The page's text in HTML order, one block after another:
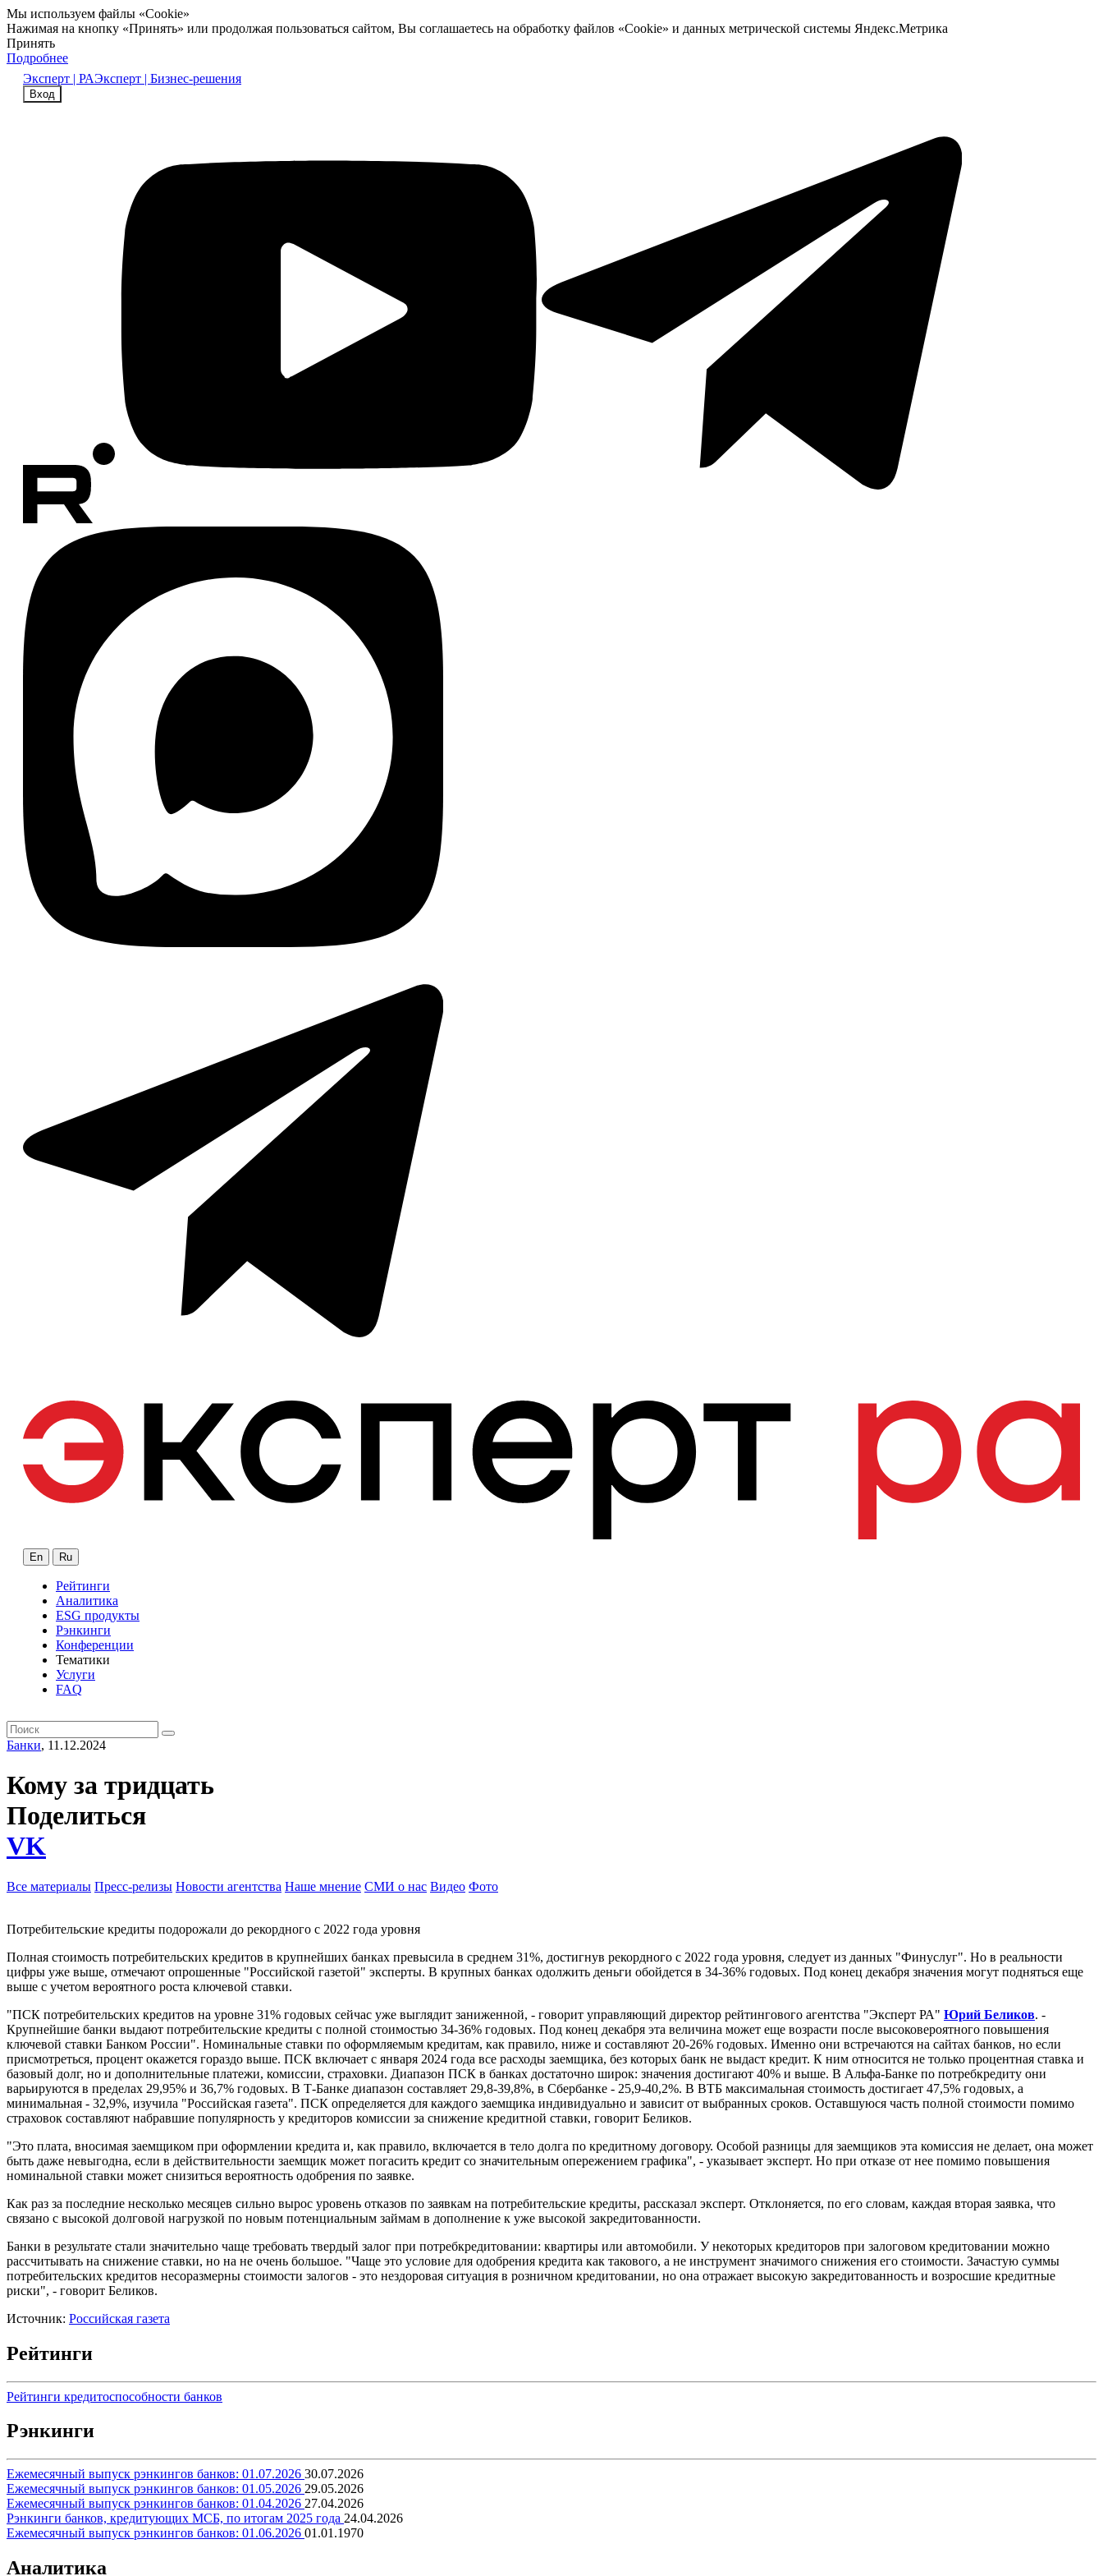
Мы используем файлы «Cookie»
Нажимая на кнопку «Принять» или продолжая пользоваться сайтом, Вы соглашаетесь на обработку файлов «Cookie» и данных метрической системы Яндекс.Метрика
Принять
Подробнее
Эксперт | РАЭксперт | Бизнес-решения
Вход
En Ru
Рейтинги
Аналитика
ESG продукты
Рэнкинги
Конференции
Тематики
Услуги
FAQ
Банки, 11.12.2024
Кому за тридцать
Поделиться
VK
Все материалы Пресс-релизы Новости агентства Наше мнение СМИ о нас Видео Фото
Потребительские кредиты подорожали до рекордного с 2022 года уровня
Полная стоимость потребительских кредитов в крупнейших банках превысила в среднем 31%, достигнув рекордного с 2022 года уровня, следует из данных "Финуслуг". Но в реальности
цифры уже выше, отмечают опрошенные "Российской газетой" эксперты. В крупных банках одолжить деньги обойдется в 34-36% годовых. Под конец декабря значения могут подняться еще
выше с учетом вероятного роста ключевой ставки.
"ПСК потребительских кредитов на уровне 31% годовых сейчас уже выглядит заниженной, - говорит управляющий директор рейтингового агентства "Эксперт РА" Юрий Беликов. -
Крупнейшие банки выдают потребительские кредиты с полной стоимостью 34-36% годовых. Под конец декабря эта величина может еще возрасти после высоковероятного повышения
ключевой ставки Банком России". Номинальные ставки по оформляемым кредитам, как правило, ниже и составляют 20-26% годовых. Именно они встречаются на сайтах банков, но если
присмотреться, процент окажется гораздо выше. ПСК включает с января 2024 года все расходы заемщика, без которых банк не выдаст кредит. К ним относится не только процентная ставка и
базовый долг, но и дополнительные платежи, комиссии, страховки. Диапазон ПСК в банках достаточно широк: значения достигают 40% и выше. В Альфа-Банке по потребкредиту они
варьируются в пределах 29,95% и 36,7% годовых. В Т-Банке диапазон составляет 29,8-39,8%, в Сбербанке - 25,9-40,2%. В ВТБ максимальная стоимость достигает 47,5% годовых, а
минимальная - 32,9%, изучила "Российская газета". ПСК определяется для каждого заемщика индивидуально и зависит от выбранных сроков. Оставшуюся часть полной стоимости помимо
страховок составляют набравшие популярность у кредиторов комиссии за снижение кредитной ставки, говорит Беликов.
"Это плата, вносимая заемщиком при оформлении кредита и, как правило, включается в тело долга по кредитному договору. Особой разницы для заемщиков эта комиссия не делает, она может
быть даже невыгодна, если в действительности заемщик может погасить кредит со значительным опережением графика", - указывает эксперт. Но при отказе от нее помимо повышения
номинальной ставки может снизиться вероятность одобрения по заявке.
Как раз за последние несколько месяцев сильно вырос уровень отказов по заявкам на потребительские кредиты, рассказал эксперт. Отклоняется, по его словам, каждая вторая заявка, что
связано с высокой долговой нагрузкой по новым потенциальным займам в дополнение к уже высокой закредитованности.
Банки в результате стали значительно чаще требовать твердый залог при потребкредитовании: квартиры или автомобили. У некоторых кредиторов при залоговом кредитовании можно
рассчитывать на снижение ставки, но на не очень большое. "Чаще это условие для одобрения кредита как такового, а не инструмент значимого снижения его стоимости. Зачастую суммы
потребительских кредитов несоразмерны стоимости залогов - это нездоровая ситуация в розничном кредитовании, но она отражает высокую закредитованность и возросшие кредитные
риски", - говорит Беликов.
Источник: Российская газета
Рейтинги
Рейтинги кредитоспособности банков
Рэнкинги
Ежемесячный выпуск рэнкингов банков: 01.07.2026 30.07.2026
Ежемесячный выпуск рэнкингов банков: 01.05.2026 29.05.2026
Ежемесячный выпуск рэнкингов банков: 01.04.2026 27.04.2026
Рэнкинги банков, кредитующих МСБ, по итогам 2025 года 24.04.2026
Ежемесячный выпуск рэнкингов банков: 01.06.2026 01.01.1970
Аналитика